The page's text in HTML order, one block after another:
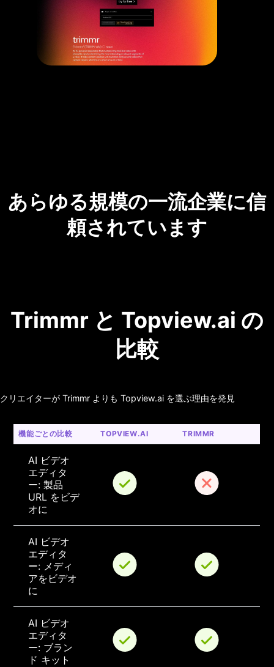
あらゆる規模の一流企業に信
頼されています
Trimmr と Topview.ai の
比較
クリエイターが Trimmr よりも Topview.ai を選ぶ理由を発見
機能ごとの比較 TOPVIEW.AI TRIMMR
AI ビデオ
エディタ
ー: 製品
URL をビデ
オに
AI ビデオ
エディタ
ー: メディ
アをビデオ
に
AI ビデオ
エディタ
ー: ブラン
ド キット